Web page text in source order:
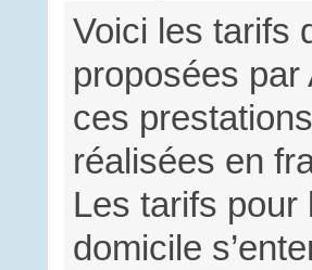
Voici les tarifs
proposées par
ces
réalisées en
Les tarifs pour
domicile